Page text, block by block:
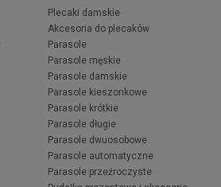
Plecaki damskie
Akcesoria do plecaków
Parasole
Parasole męskie
Parasole damskie
Parasole kieszonkowe
Parasole krótkie
Parasole długie
Parasole dwuosobowe
Parasole automatyczne
Parasole przeźroczyste